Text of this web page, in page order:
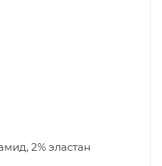
2% эластан